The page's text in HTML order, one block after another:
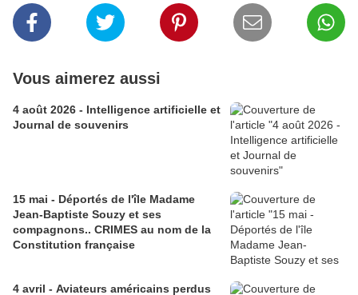
Vous aimerez aussi
4 août 2026 - Intelligence artificielle et
Journal de souvenirs
15 mai - Déportés de l'île Madame
Jean-Baptiste Souzy et ses
compagnons.. CRIMES au nom de la
Constitution française
4 avril - Aviateurs américains perdus